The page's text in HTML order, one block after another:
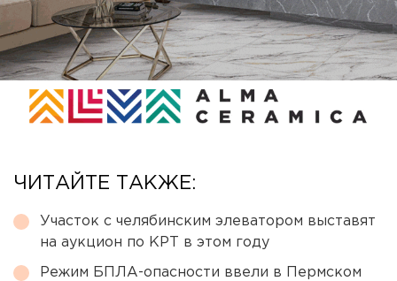
ЧИТАЙТЕ ТАКЖЕ:
Участок с челябинским элеватором выставят
на аукцион по КРТ в этом году
Режим БПЛА-опасности ввели в Пермском